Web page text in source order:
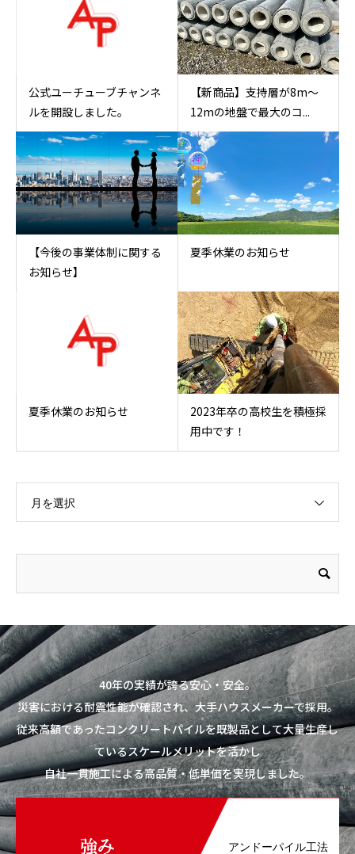
公式ユーチューブチャンネ
ルを開設しました。
【新商品】支持層が8m～
12mの地盤で最大のコ...
【今後の事業体制に関する
お知らせ】
夏季休業のお知らせ
夏季休業のお知らせ
2023年卒の高校生を積極採
用中です！
月を選択
40年の実績が誇る安心・安全。
災害における耐震性能が確認され、大手ハウスメーカーで採用。
従来高額であったコンクリートパイルを既製品として大量生産し
ているスケールメリットを活かし
自社一貫施工による高品質・低単価を実現しました。
アンドーパイル工法